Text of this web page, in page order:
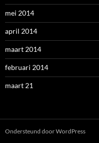
mei 2014
april 2014
maart 2014
februari 2014
maart 21
Ondersteund door WordPress